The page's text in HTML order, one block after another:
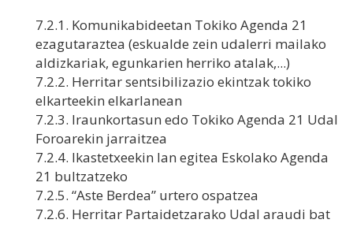
7.2.1. Komunikabideetan Tokiko Agenda 21
ezagutaraztea (eskualde zein udalerri mailako
aldizkariak, egunkarien herriko atalak,...)
7.2.2. Herritar sentsibilizazio ekintzak tokiko
elkarteekin elkarlanean
7.2.3. Iraunkortasun edo Tokiko Agenda 21 Udal
Foroarekin jarraitzea
7.2.4. Ikastetxeekin lan egitea Eskolako Agenda
21 bultzatzeko
7.2.5. “Aste Berdea” urtero ospatzea
7.2.6. Herritar Partaidetzarako Udal araudi bat